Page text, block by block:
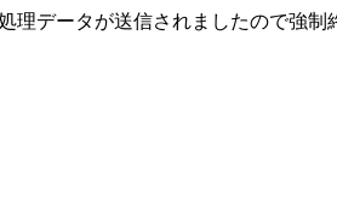
理データが送信されましたので強制